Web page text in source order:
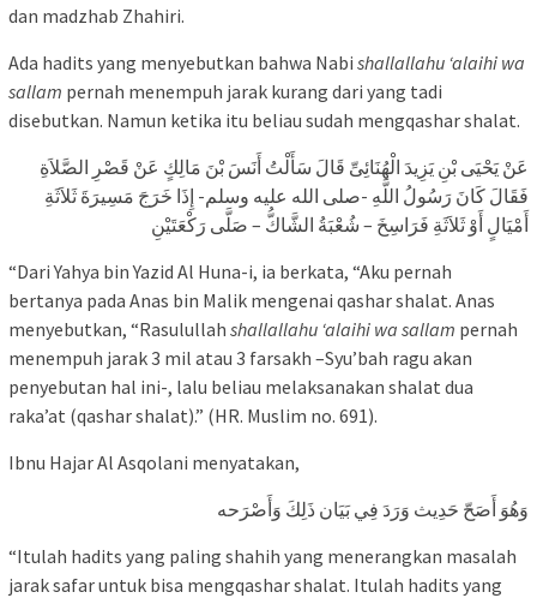
dan madzhab Zhahiri.
Ada hadits yang menyebutkan bahwa Nabi shallallahu ‘alaihi wa
sallam pernah menempuh jarak kurang dari yang tadi
disebutkan. Namun ketika itu beliau sudah mengqashar shalat.
عَنْ يَحْيَى بْنِ يَزِيدَ الْهُنَائِىِّ قَالَ سَأَلْتُ أَنَسَ بْنَ مَالِكٍ عَنْ قَصْرِ الصَّلاَةِ
فَقَالَ كَانَ رَسُولُ اللَّهِ -صلى الله عليه وسلم- إِذَا خَرَجَ مَسِيرَةَ ثَلاَثَةِ
أَمْيَالٍ أَوْ ثَلاَثَةِ فَرَاسِخَ – شُعْبَةُ الشَّاكُّ – صَلَّى رَكْعَتَيْنِ
“Dari Yahya bin Yazid Al Huna-i, ia berkata, “Aku pernah
bertanya pada Anas bin Malik mengenai qashar shalat. Anas
menyebutkan, “Rasulullah shallallahu ‘alaihi wa sallam pernah
menempuh jarak 3 mil atau 3 farsakh –Syu’bah ragu akan
penyebutan hal ini-, lalu beliau melaksanakan shalat dua
raka’at (qashar shalat).” (HR. Muslim no. 691).
Ibnu Hajar Al Asqolani menyatakan,
وَهُوَ أَصَحّ حَدِيث وَرَدَ فِي بَيَان ذَلِكَ وَأَصْرَحه
“Itulah hadits yang paling shahih yang menerangkan masalah
jarak safar untuk bisa mengqashar shalat. Itulah hadits yang